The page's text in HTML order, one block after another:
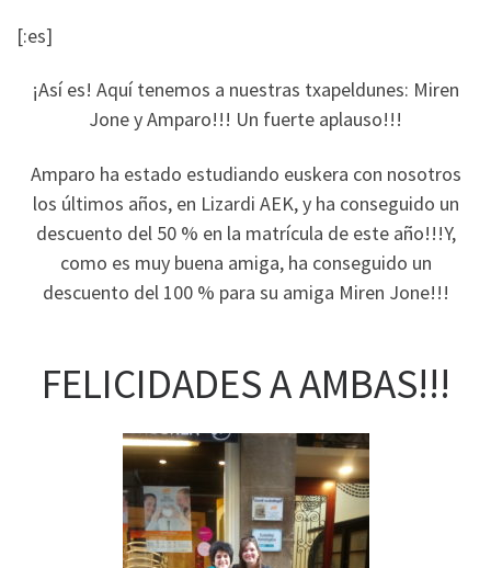
[:es]
¡Así es! Aquí tenemos a nuestras txapeldunes: Miren
Jone y Amparo!!! Un fuerte aplauso!!!
Amparo ha estado estudiando euskera con nosotros
los últimos años, en Lizardi AEK, y ha conseguido un
descuento del 50 % en la matrícula de este año!!!Y,
como es muy buena amiga, ha conseguido un
descuento del 100 % para su amiga Miren Jone!!!
FELICIDADES A AMBAS!!!